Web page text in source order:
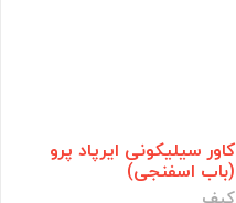
کاور سیلیکونی ایرپاد پرو
(باب اسفنجی)
کیف